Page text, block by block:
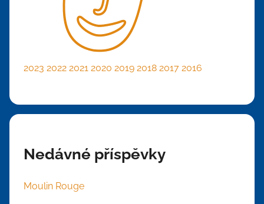
2023 2022 2021 2020 2019 2018 2017 2016
Nedávné příspěvky
Moulin Rouge